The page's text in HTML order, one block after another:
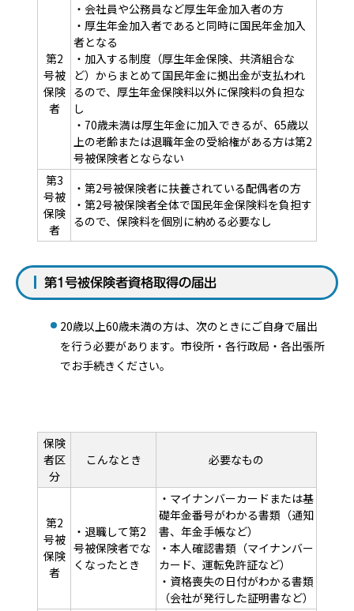
第2
号被
保険
者
・会社員や公務員など厚生年金加入者の方
・厚生年金加入者であると同時に国民年金加入
者となる
・加入する制度（厚生年金保険、共済組合な
ど）からまとめて国民年金に拠出金が支払われ
るので、厚生年金保険料以外に保険料の負担な
し
・70歳未満は厚生年金に加入できるが、65歳以
上の老齢または退職年金の受給権がある方は第2
号被保険者とならない
第3
号被
保険
者
・第2号被保険者に扶養されている配偶者の方
・第2号被保険者全体で国民年金保険料を負担す
るので、保険料を個別に納める必要なし
第1号被保険者資格取得の届出
20歳以上60歳未満の方は、次のときにご自身で届出
を行う必要があります。市役所・各行政局・各出張所
でお手続きください。
保険
者区
分
こんなとき 必要なもの
第2
号被
保険
者
・退職して第2
号被保険者でな
くなったとき
・マイナンバーカードまたは基
礎年金番号がわかる書類（通知
書、年金手帳など）
・本人確認書類（マイナンバー
カード、運転免許証など）
・資格喪失の日付がわかる書類
（会社が発行した証明書など）